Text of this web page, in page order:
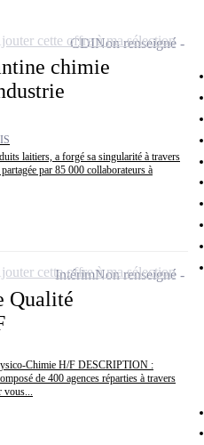
chimie
laitiers, a forgé sa singularité à travers
par 85 000 collaborateurs à
CDINon renseigné
cette offre à ma sélection
Qualité
Chimie H/F DESCRIPTION :
de 400 agences réparties à travers
vous...
IntérimNon renseigné
cette offre à ma sélection